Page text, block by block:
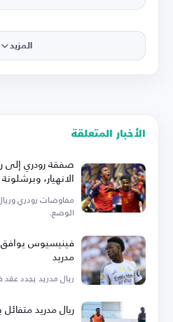
المزيد
الأخبار المتعلقة
صفقة رودري إلى
الانهيار،
مفاوضات رودري
الوضع.
فينيسيوس يوافق
مدريد
ريال مدريد يجدد عقد
ريال مدريد